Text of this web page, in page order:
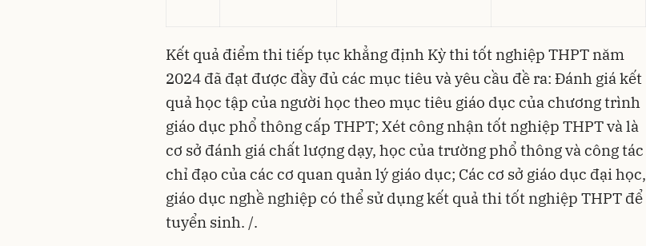
Kết quả điểm thi tiếp tục khẳng định Kỳ thi tốt nghiệp THPT năm
2024 đã đạt được đầy đủ các mục tiêu và yêu cầu đề ra: Đánh giá kết
quả học tập của người học theo mục tiêu giáo dục của chương trình
giáo dục phổ thông cấp THPT; Xét công nhận tốt nghiệp THPT và là
cơ sở đánh giá chất lượng dạy, học của trường phổ thông và công tác
chỉ đạo của các cơ quan quản lý giáo dục; Các cơ sở giáo dục đại học,
giáo dục nghề nghiệp có thể sử dụng kết quả thi tốt nghiệp THPT để
tuyển sinh. /.